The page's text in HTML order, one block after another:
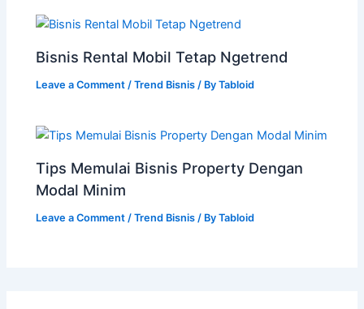
Bisnis Rental Mobil Tetap Ngetrend
Leave a Comment /Trend Bisnis / ByTabloid
Tips Memulai Bisnis Property Dengan
Modal Minim
Leave a Comment /Trend Bisnis / ByTabloid